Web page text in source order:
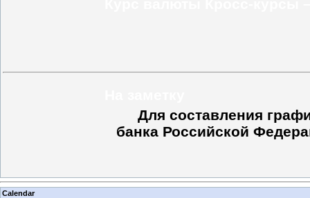
Для составления
банка Российской
Calendar